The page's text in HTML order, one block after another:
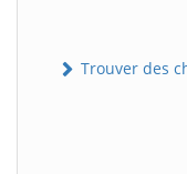
Trouver des